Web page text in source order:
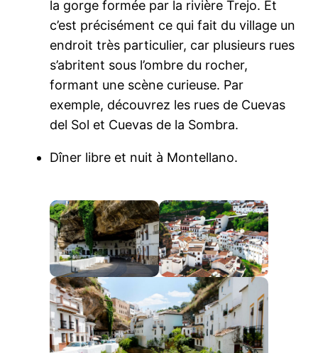
la gorge formée par la rivière Trejo. Et
c’est précisément ce qui fait du village un
endroit très particulier, car plusieurs rues
s’abritent sous l’ombre du rocher,
formant une scène curieuse. Par
exemple, découvrez les rues de Cuevas
del Sol et Cuevas de la Sombra.
Dîner libre et nuit à Montellano.